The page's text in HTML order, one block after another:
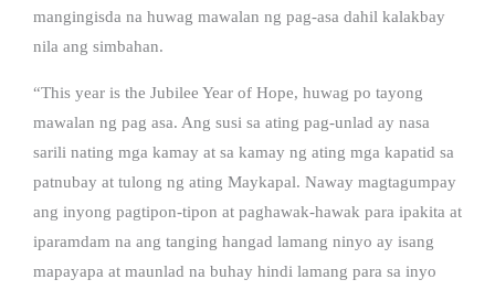
mangingisda na huwag mawalan ng pag-asa dahil kalakbay
nila ang simbahan.
“This year is the Jubilee Year of Hope, huwag po tayong
mawalan ng pag asa. Ang susi sa ating pag-unlad ay nasa
sarili nating mga kamay at sa kamay ng ating mga kapatid sa
patnubay at tulong ng ating Maykapal. Naway magtagumpay
ang inyong pagtipon-tipon at paghawak-hawak para ipakita at
iparamdam na ang tanging hangad lamang ninyo ay isang
mapayapa at maunlad na buhay hindi lamang para sa inyo